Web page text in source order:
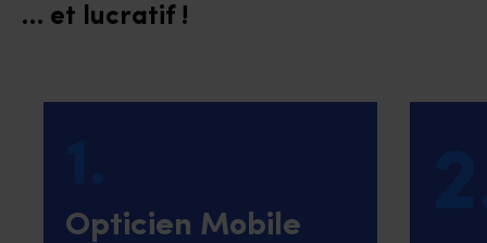
… et lucratif !
Opticien Mobile